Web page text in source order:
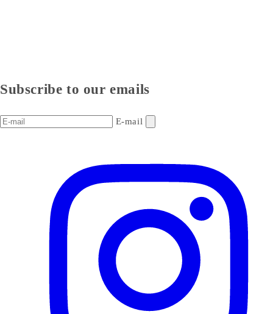
Subscribe to our emails
E-mail